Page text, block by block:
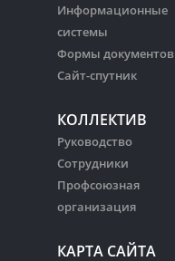
Информационные
системы
Формы документов
Сайт-спутник
КОЛЛЕКТИВ
Руководство
Сотрудники
Профсоюзная
организация
КАРТА САЙТА